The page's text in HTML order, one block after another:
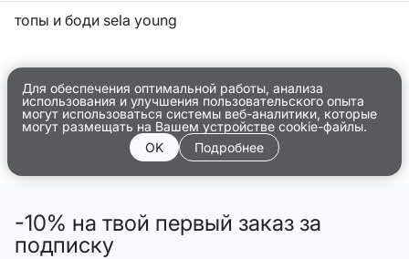
топы и боди sela young
Для обеспечения оптимальной работы, анализа
использования и улучшения пользовательского опыта
могут использоваться системы веб-аналитики, которые
могут размещать на Вашем устройстве cookie-файлы.
OK
Подробнее
-10% на твой первый заказ за
подписку